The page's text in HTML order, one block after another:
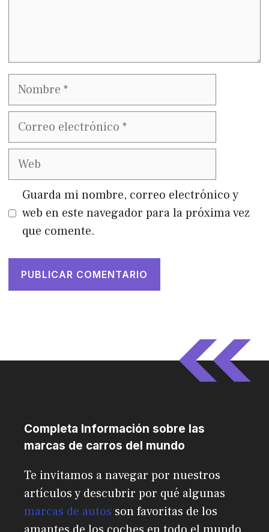
Nombre
Correo
Web
Guarda mi nombre, correo electrónico y
web en este navegador para la próxima vez
que comente.
Completa Información sobre las
marcas de carros del mundo
Te invitamos a navegar por nuestros
artículos y descubrir por qué algunas
marcas de autos son favoritas de los